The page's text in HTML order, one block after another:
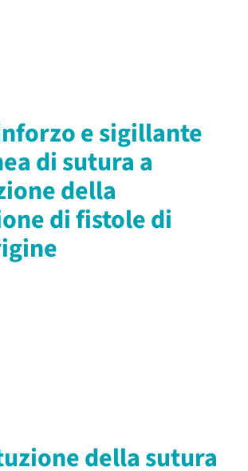
e sigillante
di sutura a
della
di fistole di
della sutura